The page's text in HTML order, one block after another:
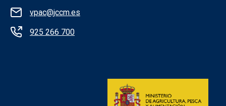
vpac@jccm.es
925 266 700